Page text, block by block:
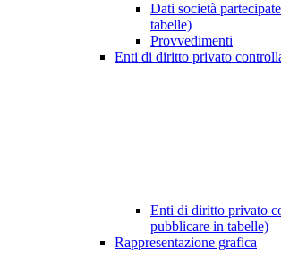
Dati società
tabelle)
Provvedimenti
Enti di diritto privato
Enti di diritto privato
pubblicare in tabelle)
Rappresentazione grafica